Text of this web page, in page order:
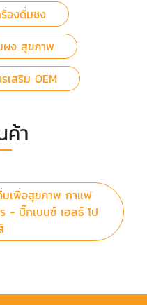
องดื่มชง
ผง สุขภาพ
เสริม OEM
ค้า
เพื่อสุขภาพ กาแฟ
- บิ๊กเบนซ์ เฮลธ์ โป